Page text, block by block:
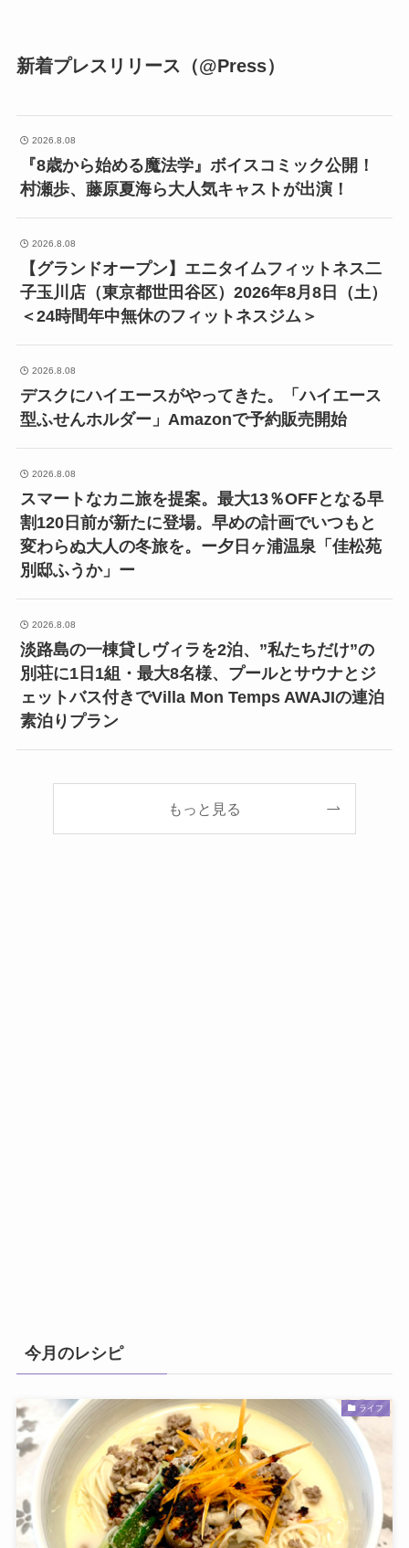
新着プレスリリース（@Press）
2026.8.08
『8歳から始める魔法学』ボイスコミック公開！
村瀬歩、藤原夏海ら大人気キャストが出演！
2026.8.08
【グランドオープン】エニタイムフィットネス二
子玉川店（東京都世田谷区）2026年8月8日（土）
＜24時間年中無休のフィットネスジム＞
2026.8.08
デスクにハイエースがやってきた。「ハイエース
型ふせんホルダー」Amazonで予約販売開始
2026.8.08
スマートなカニ旅を提案。最大13％OFFとなる早
割120日前が新たに登場。早めの計画でいつもと
変わらぬ大人の冬旅を。ー夕日ヶ浦温泉「佳松苑
別邸ふうか」ー
2026.8.08
淡路島の一棟貸しヴィラを2泊、”私たちだけ”の
別荘に1日1組・最大8名様、プールとサウナとジ
ェットバス付きでVilla Mon Temps AWAJIの連泊
素泊りプラン
もっと見る
今月のレシピ
ライフ